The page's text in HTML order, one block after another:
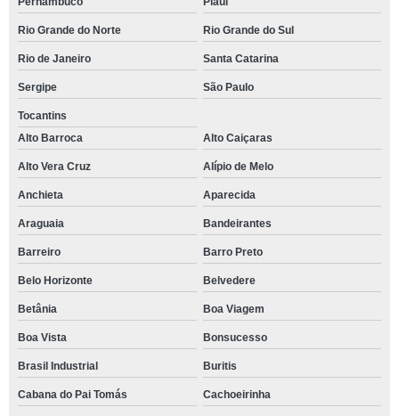
Rio Grande do Norte Rio Grande do Sul
Rio de Janeiro Santa Catarina
Sergipe São Paulo
Tocantins
Alto Barroca
Alto Caiçaras
Alto Vera Cruz Alípio de Melo
Anchieta Aparecida
Araguaia Bandeirantes
Barreiro Barro Preto
Belo Horizonte Belvedere
Betânia Boa Viagem
Boa Vista Bonsucesso
Brasil Industrial Buritis
Cabana do Pai Tomás Cachoeirinha